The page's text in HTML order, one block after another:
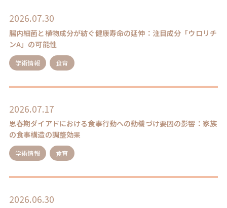
2026.07.30
腸内細菌と植物成分が紡ぐ健康寿命の延伸：注目成分「ウロリチ
ンA」の可能性
学術情報 食育
2026.07.17
思春期ダイアドにおける食事行動への動機づけ要因の影響：家族
の食事構造の調整効果
学術情報 食育
2026.06.30